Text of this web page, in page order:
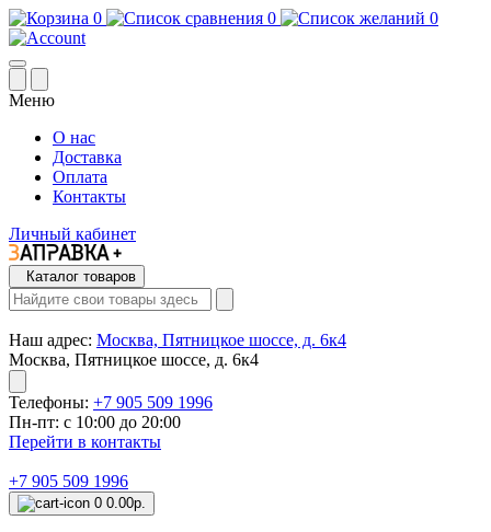
0 0 0
Меню
О нас
Доставка
Оплата
Контакты
Личный кабинет
Каталог товаров
Наш адрес: Москва, Пятницкое шоссе, д. 6к4
Москва, Пятницкое шоссе, д. 6к4
Телефоны: +7 905 509 1996
Пн-пт: с 10:00 до 20:00
Перейти в контакты
+7 905 509 1996
0 0.00р.